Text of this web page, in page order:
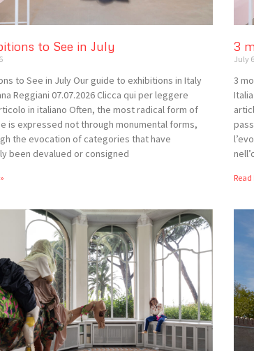
to See in July
to See in July Our guide to exhibitions in Italy
Reggiani 07.07.2026 Clicca qui per leggere
in italiano Often, the most radical form of
is expressed not through monumental forms,
the evocation of categories that have
been devalued or consigned
3
July
3
Read